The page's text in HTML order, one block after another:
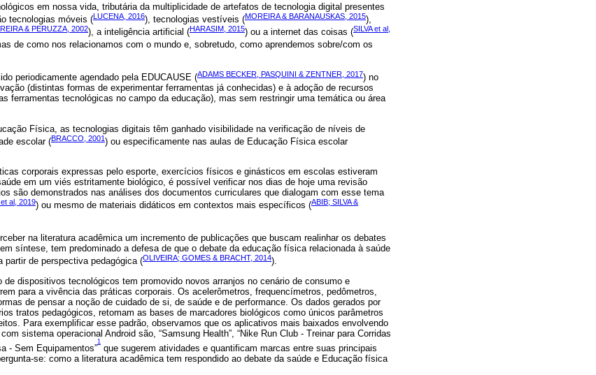
em nossa vida, tributária da multiplicidade de artefatos de tecnologia digital presentes
tecnologias móveis (LUCENA, 2016), tecnologias vestíveis (MOREIRA & BARANAUSKAS, 2015),
& PERUZZA, 2002), a inteligência artificial (HARASIM, 2015) ou a internet das coisas (SILVA et al,
de como nos relacionamos com o mundo e, sobretudo, como aprendemos sobre/com os
periodicamente agendado pela EDUCAUSE (ADAMS BECKER, PASQUINI & ZENTNER, 2017) no
(distintas formas de experimentar ferramentas já conhecidas) e à adoção de recursos
ferramentas tecnológicas no campo da educação), mas sem restringir uma temática ou área
Física, as tecnologias digitais têm ganhado visibilidade na verificação de níveis de
escolar (BRACCO, 2001) ou especificamente nas aulas de Educação Física escolar
corporais expressas pelo esporte, exercícios físicos e ginásticos em escolas estiveram
em um viés estritamente biológico, é possível verificar nos dias de hoje uma revisão
são demonstrados nas análises dos documentos curriculares que dialogam com esse tema
al, 2019) ou mesmo de materiais didáticos em contextos mais específicos (ABIB; SILVA &
na literatura acadêmica um incremento de publicações que buscam realinhar os debates
síntese, tem predominado a defesa de que o debate da educação física relacionada à saúde
de perspectiva pedagógica (OLIVEIRA; GOMES & BRACHT, 2014).
de dispositivos tecnológicos tem promovido novos arranjos no cenário de consumo e
para a vivência das práticas corporais. Os acelerômetros, frequencímetros, pedômetros,
de pensar a noção de cuidado de si, de saúde e de performance. Os dados gerados por
tratos pedagógicos, retomam as bases de marcadores biológicos como únicos parâmetros
Para exemplificar esse padrão, observamos que os aplicativos mais baixados envolvendo
sistema operacional Android são, “Samsung Health”, “Nike Run Club - Treinar para Corridas
- Sem Equipamentos”
1
que sugerem atividades e quantificam marcas entre suas principais
se: como a literatura acadêmica tem respondido ao debate da saúde e Educação física